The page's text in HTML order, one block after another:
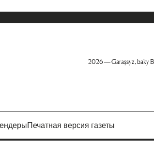
2026 — Garaşsyz, baky
Печатная версия газеты